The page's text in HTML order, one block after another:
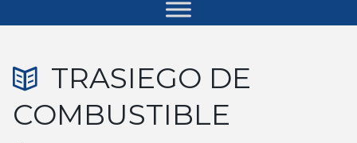
TRASIEGO DE
COMBUSTIBLE